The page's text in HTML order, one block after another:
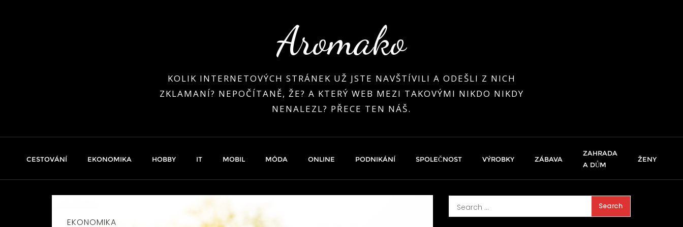
Aromako
KOLIK INTERNETOVÝCH STRÁNEK UŽ JSTE NAVŠTÍVILI A ODEŠLI Z NICH
ZKLAMANÍ? NEPOČÍTANĚ, ŽE? A KTERÝ WEB MEZI TAKOVÝMI NIKDO NIKDY
NENALEZL? PŘECE TEN NÁŠ.
CESTOVÁNÍ EKONOMIKA HOBBY IT MOBIL MÓDA ONLINE PODNIKÁNÍ SPOLEČNOST VÝROBKY ZÁBAVA
ZAHRADA
A DŮM
ŽENY
EKONOMIKA